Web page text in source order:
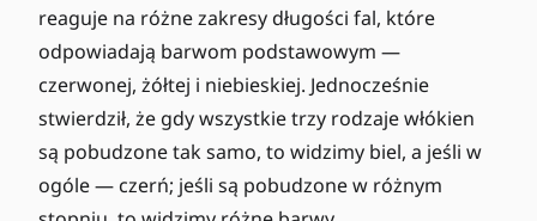
reaguje na różne zakresy długości fal, które
odpowiadają barwom podstawowym —
czerwonej, żółtej i niebieskiej. Jednocześnie
stwierdził, że gdy wszystkie trzy rodzaje włókien
są pobudzone tak samo, to widzimy biel, a jeśli w
ogóle — czerń; jeśli są pobudzone w różnym